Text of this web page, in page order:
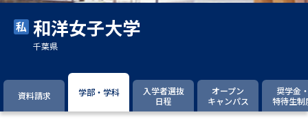
大学・短大以外の資料から請求
留学・進学関連、塾・予備校
大学入学共通テスト「受験案
内」の請求
和洋女子大学
千葉県
資料請求 学部・学科
入学者選抜
日程
オープン
キャンパス
奨学金
特待生制